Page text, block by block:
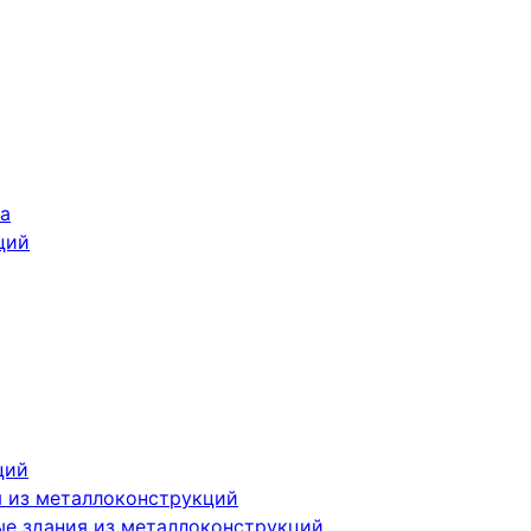
металлоконструкций
здания из металлоконструкций